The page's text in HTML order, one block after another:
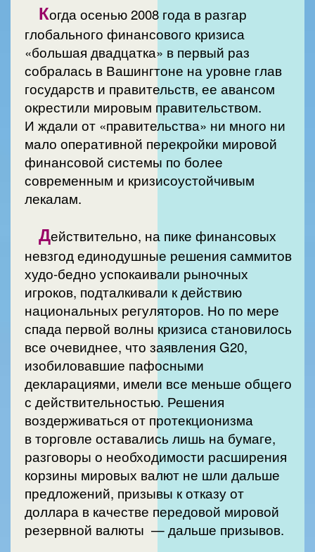
Когда осенью 2008 года в разгар
глобального финансового кризиса
«большая двадцатка» в первый раз
собралась в Вашингтоне на уровне глав
государств и правительств, ее авансом
окрестили мировым правительством.
И ждали от «правительства» ни много ни
мало оперативной перекройки мировой
финансовой системы по более
современным и кризисоустойчивым
лекалам.
Действительно, на пике финансовых
невзгод единодушные решения саммитов
худо-бедно успокаивали рыночных
игроков, подталкивали к действию
национальных регуляторов. Но по мере
спада первой волны кризиса становилось
все очевиднее, что заявления G20,
изобиловавшие пафосными
декларациями, имели все меньше общего
с действительностью. Решения
воздерживаться от протекционизма
в торговле оставались лишь на бумаге,
разговоры о необходимости расширения
корзины мировых валют не шли дальше
предложений, призывы к отказу от
доллара в качестве передовой мировой
резервной валюты — дальше призывов.